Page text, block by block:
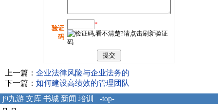
验证
码
*
上一篇： 企业法律风险与企业法务的
下一篇： 如何建设高绩效的管理团队
j9九游 文库 书城 新闻 培训
-top-